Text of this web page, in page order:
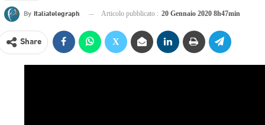
By Italiatelegraph Articolo pubblicato : 20 Gennaio 2020 8h47min
Share